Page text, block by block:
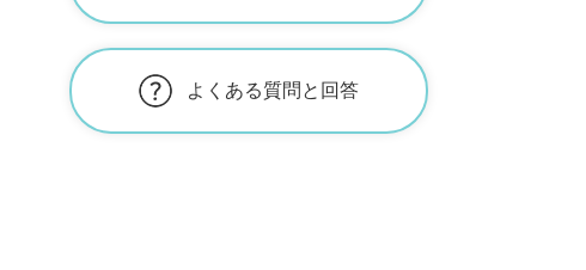
よくある質問と回答